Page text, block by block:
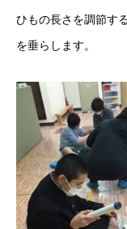
ひもの長さを調節す
を垂らします。